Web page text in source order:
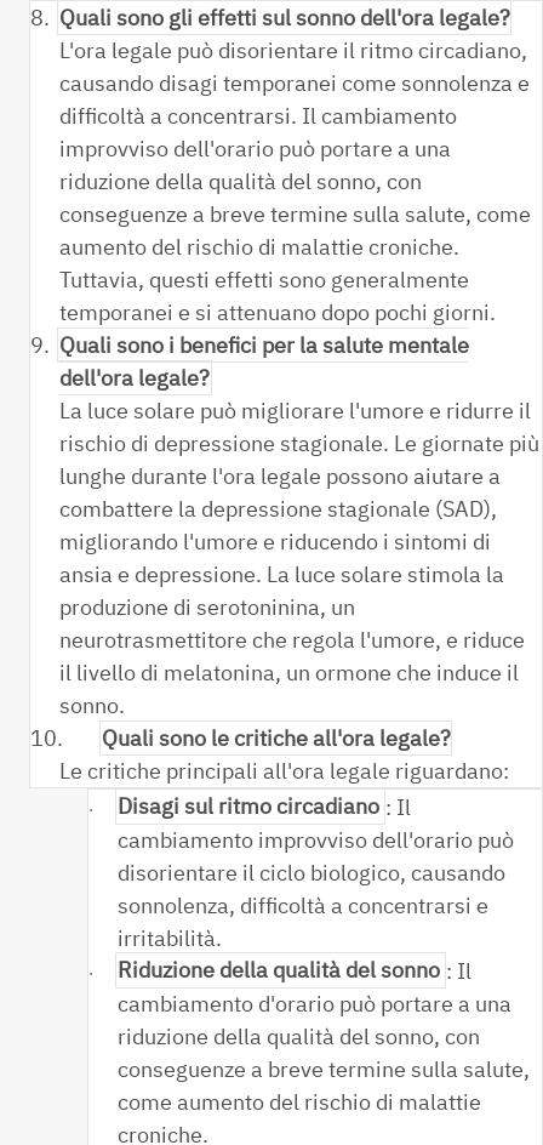
8. Quali sono gli effetti sul sonno dell'ora legale?
L'ora legale può disorientare il ritmo circadiano,
causando disagi temporanei come sonnolenza e
difficoltà a concentrarsi. Il cambiamento
improvviso dell'orario può portare a una
riduzione della qualità del sonno, con
conseguenze a breve termine sulla salute, come
aumento del rischio di malattie croniche.
Tuttavia, questi effetti sono generalmente
temporanei e si attenuano dopo pochi giorni.
9. Quali sono i benefici per la salute mentale
dell'ora legale?
La luce solare può migliorare l'umore e ridurre il
rischio di depressione stagionale. Le giornate più
lunghe durante l'ora legale possono aiutare a
combattere la depressione stagionale (SAD),
migliorando l'umore e riducendo i sintomi di
ansia e depressione. La luce solare stimola la
produzione di serotoninina, un
neurotrasmettitore che regola l'umore, e riduce
il livello di melatonina, un ormone che induce il
sonno.
10.
Quali sono le critiche all'ora legale?
Le critiche principali all'ora legale riguardano:
· Disagi sul ritmo circadiano : Il
cambiamento improvviso dell'orario può
disorientare il ciclo biologico, causando
sonnolenza, difficoltà a concentrarsi e
irritabilità.
· Riduzione della qualità del sonno : Il
cambiamento d'orario può portare a una
riduzione della qualità del sonno, con
conseguenze a breve termine sulla salute,
come aumento del rischio di malattie
croniche.